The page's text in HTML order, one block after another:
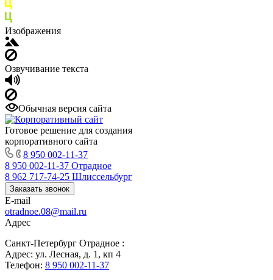
Изображения
Озвучивание текста
Обычная версия сайта
Готовое решение для создания
корпоративного сайта
8 950 002-11-37
8 950 002-11-37 Отрадное
8 962 717-74-25 Шлиссельбург
Заказать звонок
E-mail
otradnoe.08@mail.ru
Адрес
Санкт-Петербург Отрадное :
Адрес: ул. Лесная, д. 1, кп 4
Телефон: 8 950 002-11-37